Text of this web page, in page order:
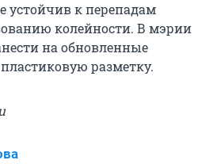
устойчив к перепадам
колейности. В мэрии
на обновленные
разметку.